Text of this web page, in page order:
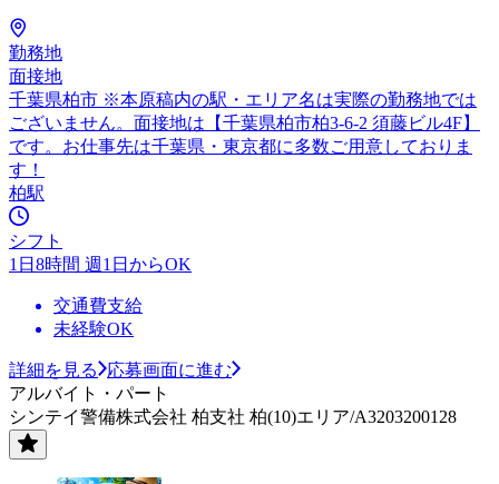
勤務地
面接地
千葉県柏市 ※本原稿内の駅・エリア名は実際の勤務地では
ございません。面接地は【千葉県柏市柏3-6-2 須藤ビル4F】
です。お仕事先は千葉県・東京都に多数ご用意しておりま
す！
柏駅
シフト
1日8時間 週1日からOK
交通費支給
未経験OK
詳細を見る
応募画面に進む
アルバイト・パート
シンテイ警備株式会社 柏支社 柏(10)エリア/A3203200128